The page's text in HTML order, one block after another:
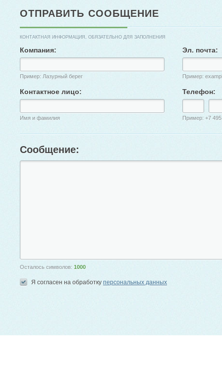
ОТПРАВИТЬ СООБЩЕНИЕ
КОНТАКТНАЯ ИНФОРМАЦИЯ, ОБЯЗАТЕЛЬНО ДЛЯ ЗАПОЛНЕНИЯ
Компания:
Пример: Лазурный берег
Контактное лицо:
Имя и фамилия
Эл. почта:
Пример:
Телефон:
Пример: +7
Сообщение:
Осталось символов: 1000
Я согласен на обработку персональных данных